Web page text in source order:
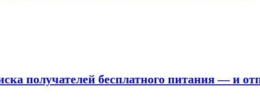
получателей бесплатного питания — и